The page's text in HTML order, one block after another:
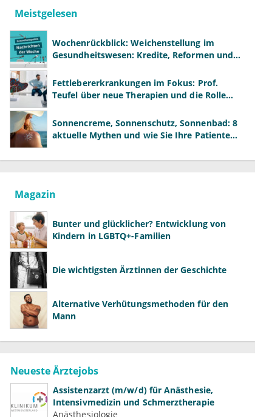
Meistgelesen
Wochenrückblick: Weichenstellung im
Gesundheitswesen: Kredite, Reformen und
Fettlebererkrankungen im Fokus: Prof.
Teufel über neue Therapien und die Rolle
Sonnencreme, Sonnenschutz, Sonnenbad: 8
aktuelle Mythen und wie Sie Ihre Patienten
Magazin
Bunter und glücklicher? Entwicklung von
Kindern in LGBTQ+-Familien
Die wichtigsten Ärztinnen der Geschichte
Alternative Verhütungsmethoden für den
Mann
Neueste Ärztejobs
Assistenzarzt (m/w/d) für Anästhesie,
Intensivmedizin und Schmerztherapie
Anästhesiologie